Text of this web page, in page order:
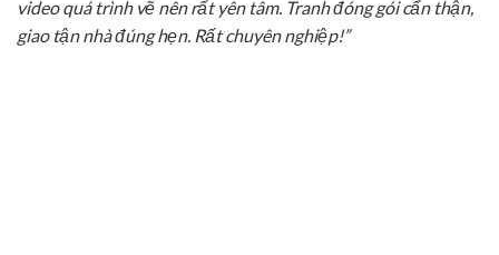
video quá trình vẽ nên rất yên tâm. Tranh đóng gói cẩn thận,
giao tận nhà đúng hẹn. Rất chuyên nghiệp!”